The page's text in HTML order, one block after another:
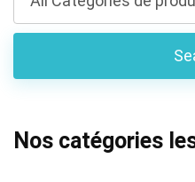
Nos catégories